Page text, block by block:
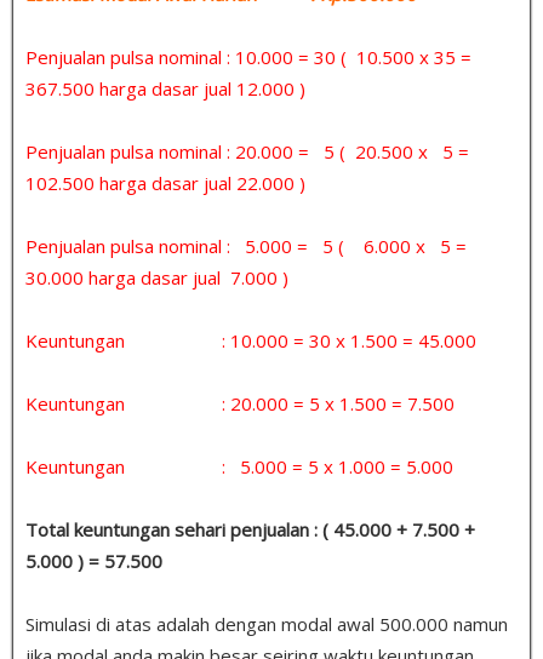
Penjualan pulsa nominal : 10.000 = 30 ( 10.500 x 35 =
367.500 harga dasar jual 12.000 )
Penjualan pulsa nominal : 20.000 = 5 ( 20.500 x 5 =
102.500 harga dasar jual 22.000 )
Penjualan pulsa nominal : 5.000 = 5 ( 6.000 x 5 =
30.000 harga dasar jual 7.000 )
Keuntungan : 10.000 = 30 x 1.500 = 45.000
Keuntungan : 20.000 = 5 x 1.500 = 7.500
Keuntungan : 5.000 = 5 x 1.000 = 5.000
Total keuntungan sehari penjualan : ( 45.000 + 7.500 +
5.000 ) = 57.500
Simulasi di atas adalah dengan modal awal 500.000 namun